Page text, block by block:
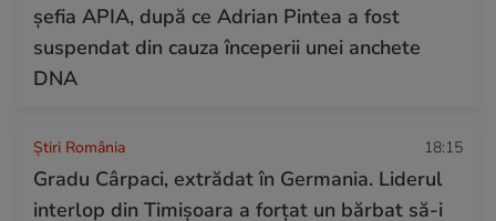
șefia APIA, după ce Adrian Pintea a fost
suspendat din cauza începerii unei anchete
DNA
Știri România 18:15
Gradu Cârpaci, extrădat în Germania. Liderul
interlop din Timișoara a forțat un bărbat să-i